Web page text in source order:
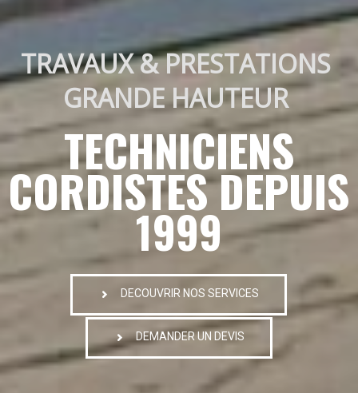
TRAVAUX & PRESTATIONS
GRANDE HAUTEUR
TECHNICIENS
CORDISTES DEPUIS
1999
DECOUVRIR NOS SERVICES
DEMANDER UN DEVIS